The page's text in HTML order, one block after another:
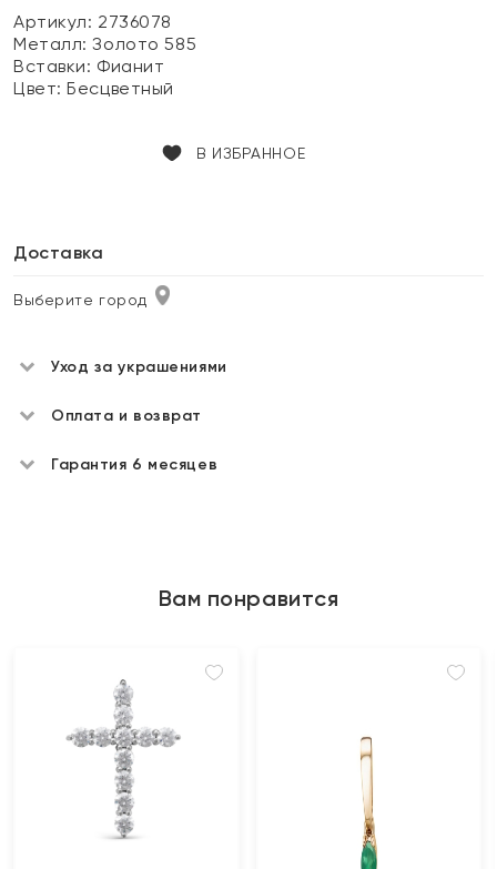
Артикул: 2736078
Металл:Золото 585
Вставки: Фианит
Цвет:Бесцветный
В ИЗБРАННОЕ
Доставка
Выберите город
Уход за украшениями
Оплата и возврат
Гарантия 6 месяцев
Вам понравится